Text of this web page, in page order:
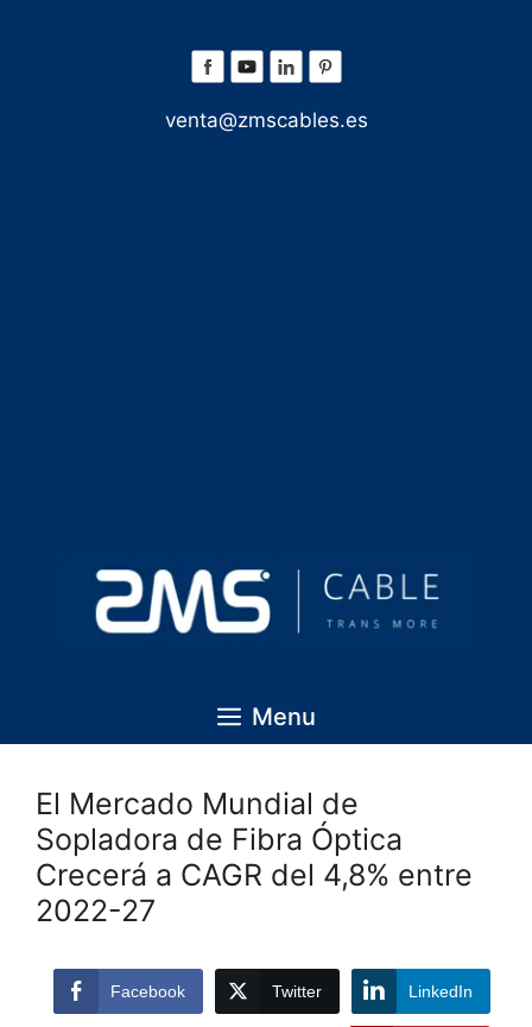
venta@zmscables.es
Menu
El Mercado Mundial de
Sopladora de Fibra Óptica
Crecerá a CAGR del 4,8% entre
2022-27
Facebook Twitter LinkedIn